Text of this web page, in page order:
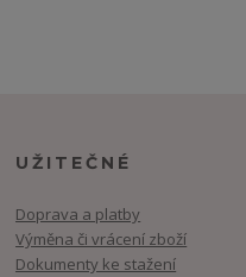
UŽITEČNÉ
Doprava a platby
Výměna či vrácení zboží
Dokumenty ke stažení